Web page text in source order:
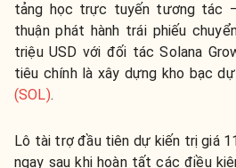
tảng học trực tuyến tương tác
thuận phát hành trái phiếu
triệu USD với đối tác Solana
tiêu chính là xây dựng kho bạc
(SOL).
Lô tài trợ đầu tiên dự kiến trị giá
ngay sau khi hoàn tất các điều